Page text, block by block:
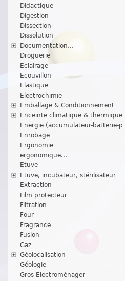
Didactique
Digestion
Dissection
Dissolution
Documentation...
Droguerie
Eclairage
Ecouvillon
Elastique
Electrochimie
Emballage & Conditionnement
Enceinte climatique & thermique
Energie (accumulateur-batterie-p
Enrobage
Ergonomie
ergonomique...
Etuve
Etuve, incubateur, stérilisateur
Extraction
Film protecteur
Filtration
Four
Fragrance
Fusion
Gaz
Géolocalisation
Géologie
Gros Electroménager